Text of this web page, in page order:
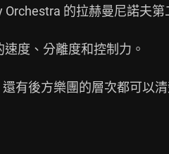
的拉赫曼尼諾夫第
度、分離度和控制力。
有後方樂團的層次都可以